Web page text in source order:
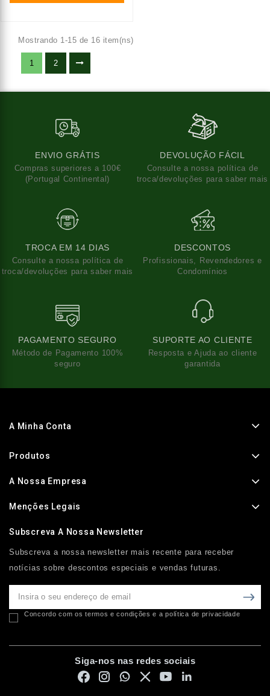
Mostrando 1-15 de 16 item(ns)
1 2
ENVIO GRÁTIS
Compras superiores a 100€
(Portugal Continental)
DEVOLUÇÃO FÁCIL
Consulte a nossa política de
troca/devoluções para saber mais
TROCA EM 14 DIAS
Consulte a nossa política de
troca/devoluções para saber mais
DESCONTOS
Profissionais, Revendedores e
Condomínios
PAGAMENTO SEGURO
Método de Pagamento 100%
seguro
SUPORTE AO CLIENTE
Resposta e Ajuda ao cliente
garantida
A Minha Conta
Produtos
A Nossa Empresa
Menções Legais
Subscreva A Nossa Newsletter
Subscreva a nossa newsletter mais recente para receber
notícias sobre descontos especiais e vendas futuras.
Concordo com os termos e condições e a política de privacidade
Siga-nos nas redes sociais